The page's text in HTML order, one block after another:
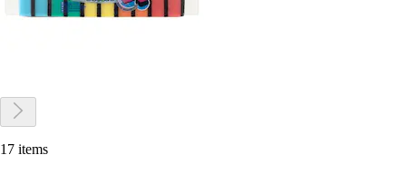
17 items